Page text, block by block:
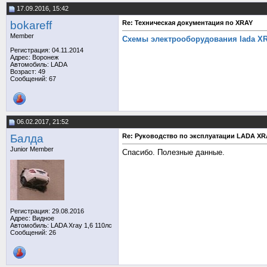
17.09.2016, 15:42
bokareff
Member
Регистрация: 04.11.2014
Адрес: Воронеж
Автомобиль: LADA
Возраст: 49
Сообщений: 67
Re: Техническая документация по XRAY
Схемы электрооборудования lada
06.02.2017, 21:52
Балда
Junior Member
Регистрация: 29.08.2016
Адрес: Видное
Автомобиль: LADA Xray 1,6 110лс
Сообщений: 26
Re: Руководство по эксплуатации LADA
Спасибо. Полезные данные.